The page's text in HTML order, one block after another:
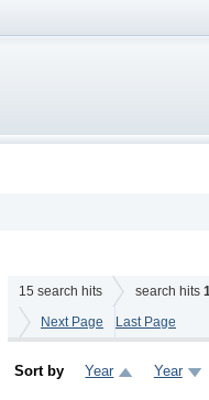
15 search hits search hits
Next Page
Last Page
Sort by Year Year